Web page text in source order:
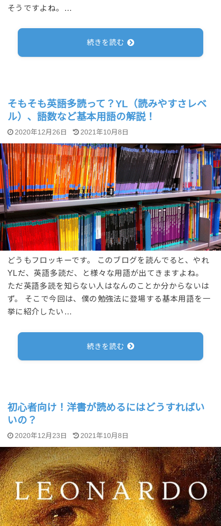
そうですよね。…
続きを読む
そもそも英語多読って？YL（読みやすさレベ
ル）、語数など基本用語の解説！
2020年12月26日 2021年10月8日
どうもフロッキーです。 このブログを読んでると、やれ
YLだ、英語多読だ、と様々な用語が出てきますよね。
ただ英語多読を知らない人はなんのことか分からないは
ず。 そこで今回は、僕の勉強法に登場する基本用語を一
挙に紹介したい…
続きを読む
初心者向け！洋書が読めるにはどうすればい
いの？
2020年12月23日 2021年10月8日